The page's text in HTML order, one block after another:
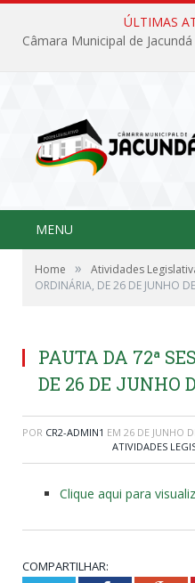
ÚLTIMAS
MENU
Home » Atividades
ORDINÁRIA, DE 26 DE JUNHO
PAUTA DA 72ª
DE 26 DE JUNHO
POR CR2-ADMIN1 EM 26 DE JUNHO
ATIVIDADES
Clique aqui para
COMPARTILHAR: